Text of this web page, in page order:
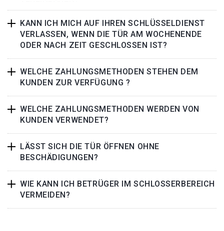
KANN ICH MICH AUF IHREN SCHLÜSSELDIENST
VERLASSEN, WENN DIE TÜR AM WOCHENENDE
ODER NACH ZEIT GESCHLOSSEN IST?
WELCHE ZAHLUNGSMETHODEN STEHEN DEM
KUNDEN ZUR VERFÜGUNG ?
WELCHE ZAHLUNGSMETHODEN WERDEN VON
KUNDEN VERWENDET?
LÄSST SICH DIE TÜR ÖFFNEN OHNE
BESCHÄDIGUNGEN?
WIE KANN ICH BETRÜGER IM SCHLOSSERBEREICH
VERMEIDEN?